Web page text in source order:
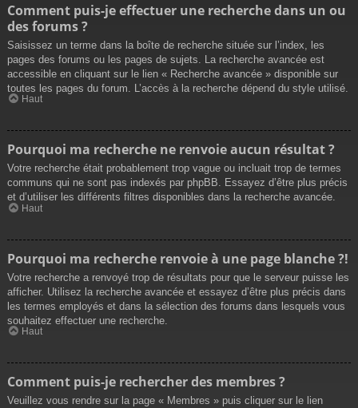
Comment puis-je effectuer une recherche dans un ou
des forums ?
Saisissez un terme dans la boîte de recherche située sur l’index, les
pages des forums ou les pages de sujets. La recherche avancée est
accessible en cliquant sur le lien « Recherche avancée » disponible sur
toutes les pages du forum. L’accès à la recherche dépend du style utilisé.
Haut
Pourquoi ma recherche ne renvoie aucun résultat ?
Votre recherche était probablement trop vague ou incluait trop de termes
communs qui ne sont pas indexés par phpBB. Essayez d’être plus précis
et d’utiliser les différents filtres disponibles dans la recherche avancée.
Haut
Pourquoi ma recherche renvoie à une page blanche ?!
Votre recherche a renvoyé trop de résultats pour que le serveur puisse les
afficher. Utilisez la recherche avancée et essayez d’être plus précis dans
les termes employés et dans la sélection des forums dans lesquels vous
souhaitez effectuer une recherche.
Haut
Comment puis-je rechercher des membres ?
Veuillez vous rendre sur la page « Membres » puis cliquer sur le lien